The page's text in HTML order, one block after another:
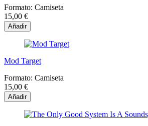
Formato: Camiseta
15,00 €
Añadir
Mod Target
Formato: Camiseta
15,00 €
Añadir